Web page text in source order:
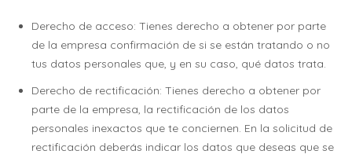
Derecho de acceso: Tienes derecho a obtener por parte
de la empresa confirmación de si se están tratando o no
tus datos personales que, y en su caso, qué datos trata.
Derecho de rectificación: Tienes derecho a obtener por
parte de la empresa, la rectificación de los datos
personales inexactos que te conciernen. En la solicitud de
rectificación deberás indicar los datos que deseas que se